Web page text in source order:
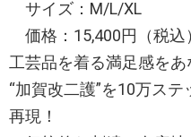
サイズ：M/L/XL
価格：15,400円（税込
工芸品を着る満足感をあ
“加賀改二護”を10万ス
再現！